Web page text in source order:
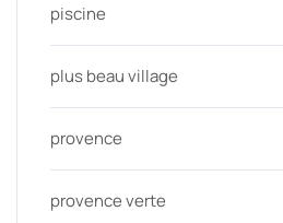
piscine
plus beau village
provence
provence verte